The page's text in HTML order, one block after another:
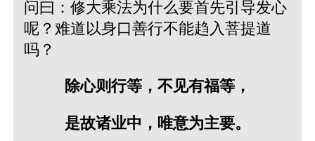
问曰：修大乘法为什么要首先引导发心
呢？难道以身口善行不能趋入菩提道
吗？
除心则行等，不见有福等，
是故诸业中，唯意为主要。